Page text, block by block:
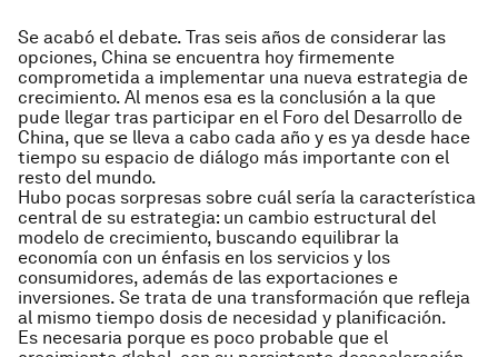
Se acabó el debate. Tras seis años de considerar las
opciones, China se encuentra hoy firmemente
comprometida a implementar una nueva estrategia de
crecimiento. Al menos esa es la conclusión a la que
pude llegar tras participar en el Foro del Desarrollo de
China, que se lleva a cabo cada año y es ya desde hace
tiempo su espacio de diálogo más importante con el
resto del mundo.
Hubo pocas sorpresas sobre cuál sería la característica
central de su estrategia: un cambio estructural del
modelo de crecimiento, buscando equilibrar la
economía con un énfasis en los servicios y los
consumidores, además de las exportaciones e
inversiones. Se trata de una transformación que refleja
al mismo tiempo dosis de necesidad y planificación.
Es necesaria porque es poco probable que el